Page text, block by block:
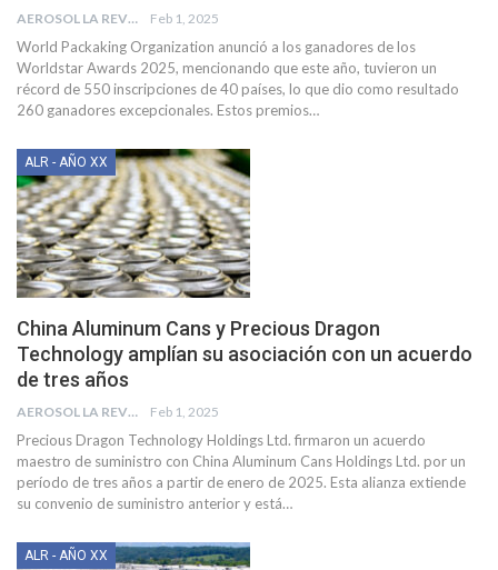
AEROSOL LA REVISTA Feb 1, 2025
World Packaking Organization anunció a los ganadores de los
Worldstar Awards 2025, mencionando que este año, tuvieron un
récord de 550 inscripciones de 40 países, lo que dio como resultado
260 ganadores excepcionales. Estos premios…
ALR - AÑO XX
China Aluminum Cans y Precious Dragon
Technology amplían su asociación con un acuerdo
de tres años
AEROSOL LA REVISTA Feb 1, 2025
Precious Dragon Technology Holdings Ltd. firmaron un acuerdo
maestro de suministro con China Aluminum Cans Holdings Ltd. por un
período de tres años a partir de enero de 2025. Esta alianza extiende
su convenio de suministro anterior y está…
ALR - AÑO XX